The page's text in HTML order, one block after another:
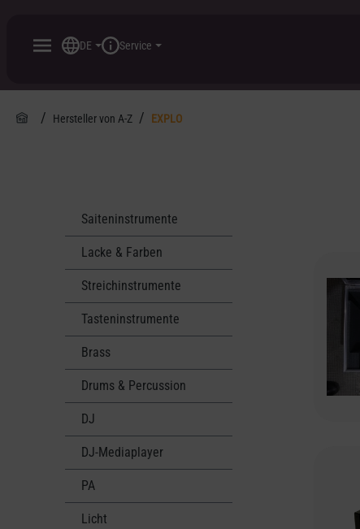
DE Service
Hersteller von A-Z EXPLO
Saiteninstrumente
Lacke & Farben
Streichinstrumente
Tasteninstrumente
Brass
Drums & Percussion
DJ
DJ-Mediaplayer
PA
Licht